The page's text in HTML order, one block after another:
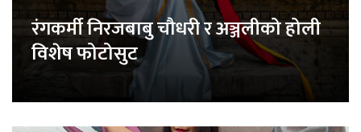
रंगकर्मी निरजबाबु चौधरी र अञ्जलीको होली
विशेष फोटोसुट